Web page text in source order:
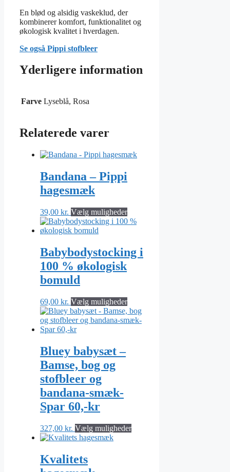
En blød og alsidig vaskeklud, der
kombinerer komfort, funktionalitet og
økologisk kvalitet i hverdagen.
Se også Pippi stofbleer
Yderligere information
Farve Lyseblå, Rosa
Relaterede varer
Bandana – Pippi
hagesmæk
39,00 kr. Vælg mulighederDette
vare
varianter.
Mulighederne
Babybodystocking i
100 % økologisk
bomuld
69,00 kr. Vælg mulighederDette
vare
har
Bluey babysæt –
Bamse, bog og
stofbleer og
bandana-smæk-
Spar 60,-kr
327,00 kr. Vælg mulighederDette
Kvalitets